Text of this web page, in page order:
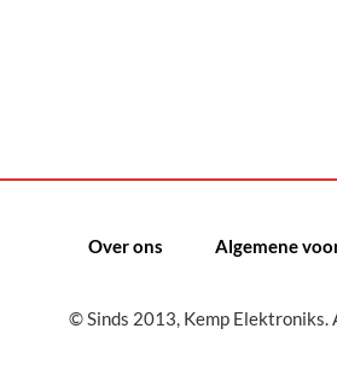
Over ons Algemene
© Sinds 2013, Kemp Elektroniks.